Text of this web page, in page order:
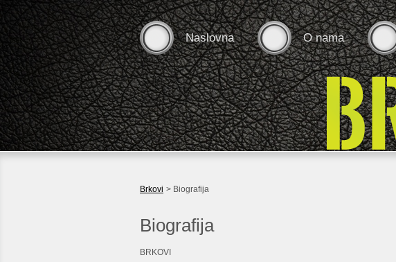
Naslovna O nama
Brkovi > Biografija
Biografija
BRKOVI